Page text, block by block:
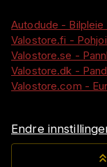
Autodude - Bilpleie
Valostore.fi -
Valostore.se -
Valostore.dk -
Valostore.com -
Endre